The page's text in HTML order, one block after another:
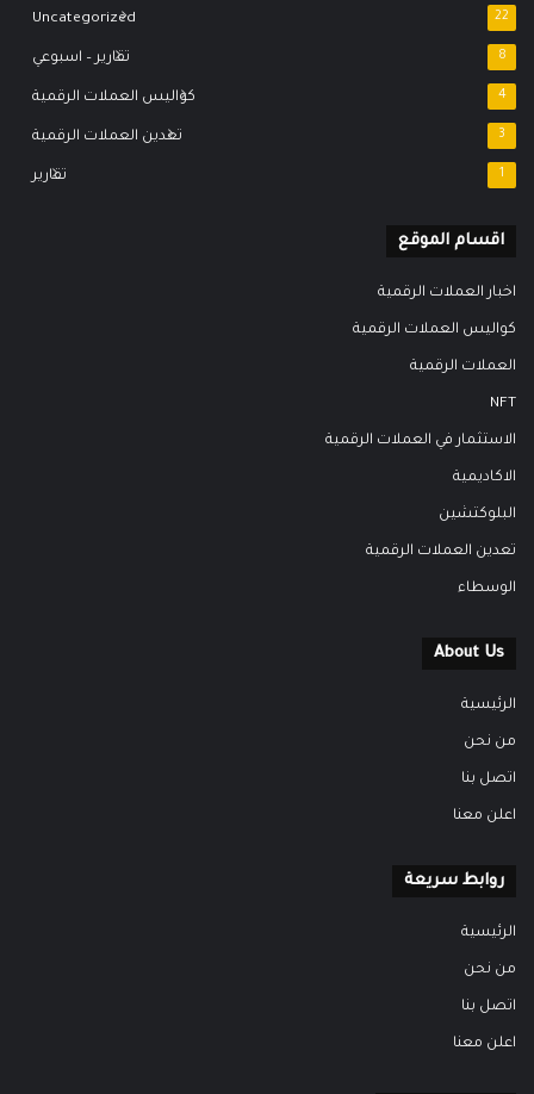
Uncategorized 22
تقارير – اسبوعي 8
كواليس العملات الرقمية 4
تعدين العملات الرقمية 3
تقارير 1
اقسام الموقع
اخبار العملات الرقمية
كواليس العملات الرقمية
العملات الرقمية
NFT
الاستثمار في العملات الرقمية
الاكاديمية
البلوكتشين
تعدين العملات الرقمية
الوسطاء
About Us
الرئيسية
من نحن
اتصل بنا
اعلن معنا
روابط سريعة
الرئيسية
من نحن
اتصل بنا
اعلن معنا